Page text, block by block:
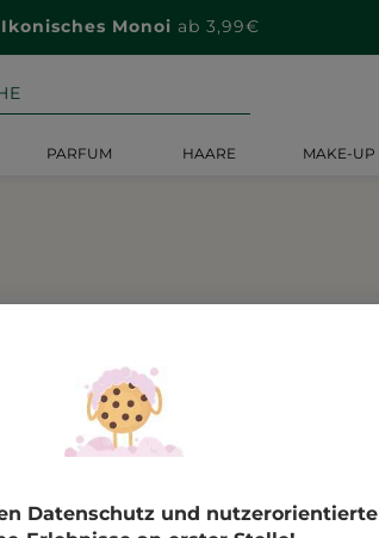
Ikonisches Monoi ab 3,99€
PARFUM HAARE MAKE-UP
Ergebnisse gefunden
Datenschutz und nutzerorientierte